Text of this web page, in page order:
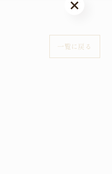
一覧に戻る
お問い合わせはこちら